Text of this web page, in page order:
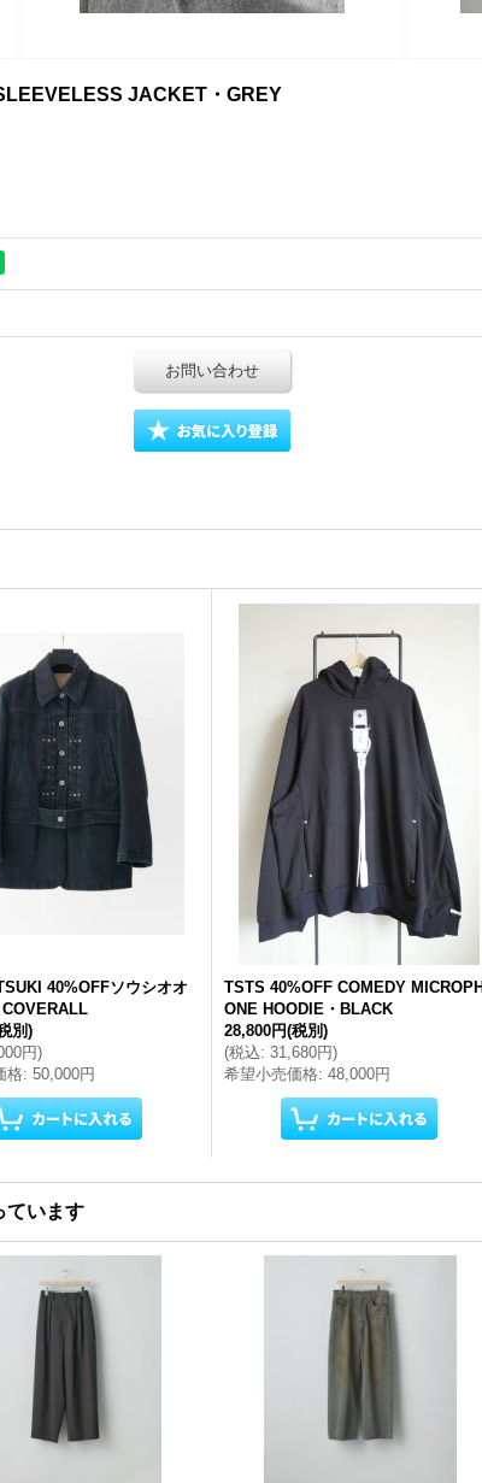
JACKET・GREY
お問い合わせ
40%OFFソウシオオ
別)
円)
格: 50,000円
TSTS 40%OFF COMEDY
ONE HOODIE・BLACK
28,800円(税別)
(税込: 31,680円)
希望小売価格: 48,000円
ています